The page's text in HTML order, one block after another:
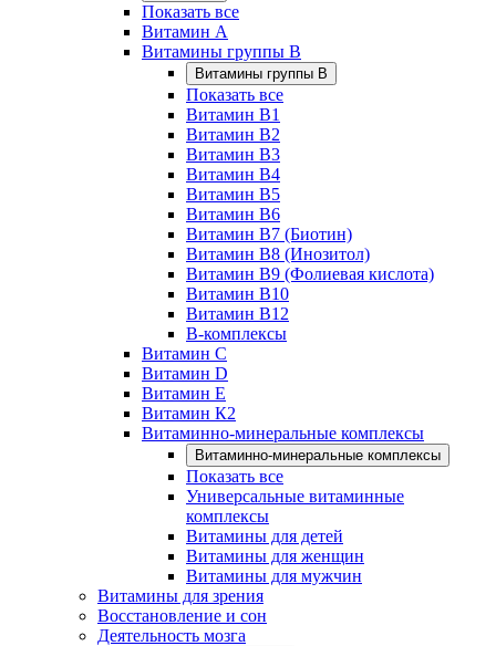
Показать все
Витамин A
Витамины группы B
Витамины группы B
Показать все
Витамин B1
Витамин B2
Витамин B3
Витамин B4
Витамин B5
Витамин B6
Витамин B7 (Биотин)
Витамин B8 (Инозитол)
Витамин B9 (Фолиевая кислота)
Витамин B10
Витамин B12
B-комплексы
Витамин C
Витамин D
Витамин E
Витамин К2
Витаминно-минеральные комплексы
Витаминно-минеральные комплексы
Показать все
Универсальные витаминные
комплексы
Витамины для детей
Витамины для женщин
Витамины для мужчин
Витамины для зрения
Восстановление и сон
Деятельность мозга